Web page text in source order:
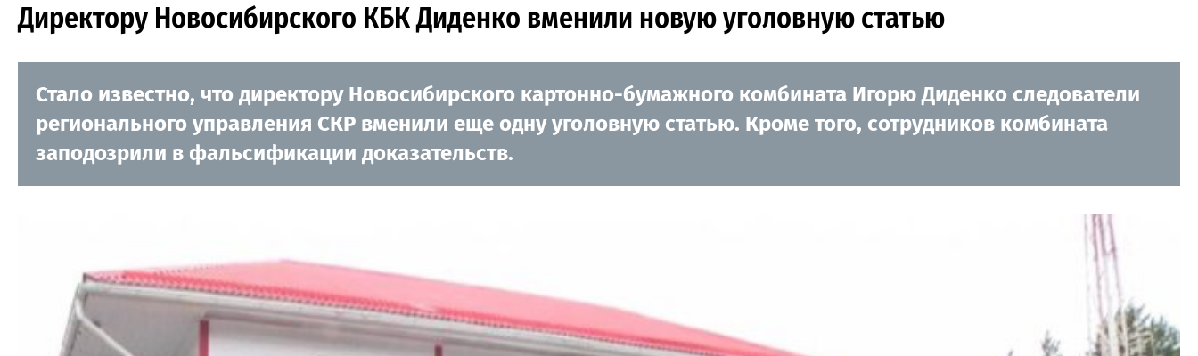
Директору Новосибирского КБК Диденко вменили новую уголовную статью
Стало известно, что директору Новосибирского картонно-бумажного комбината Игорю Диденко следователи
регионального управления СКР вменили еще одну уголовную статью. Кроме того, сотрудников комбината
заподозрили в фальсификации доказательств.